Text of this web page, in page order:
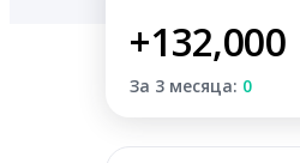
+132,000
За 3 месяца: 0